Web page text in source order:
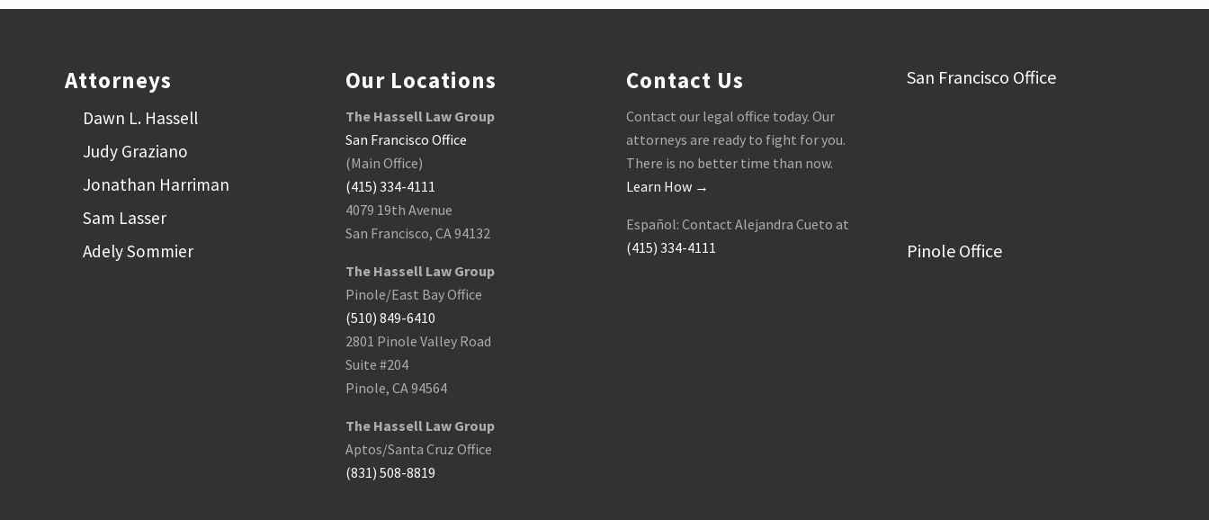
Attorneys
Dawn L. Hassell
Judy Graziano
Jonathan Harriman
Sam Lasser
Adely Sommier
Our Locations
The Hassell Law Group
San Francisco Office
(Main Office)
(415) 334-4111
4079 19th Avenue
San Francisco, CA 94132
The Hassell Law Group
Pinole/East Bay Office
(510) 849-6410
2801 Pinole Valley Road
Suite #204
Pinole, CA 94564
The Hassell Law Group
Aptos/Santa Cruz Office
(831) 508-8819
Contact Us
Contact our legal office today. Our
attorneys are ready to fight for you.
There is no better time than now.
Learn How →
Español: Contact Alejandra Cueto at
(415) 334-4111
San Francisco Office
Pinole Office